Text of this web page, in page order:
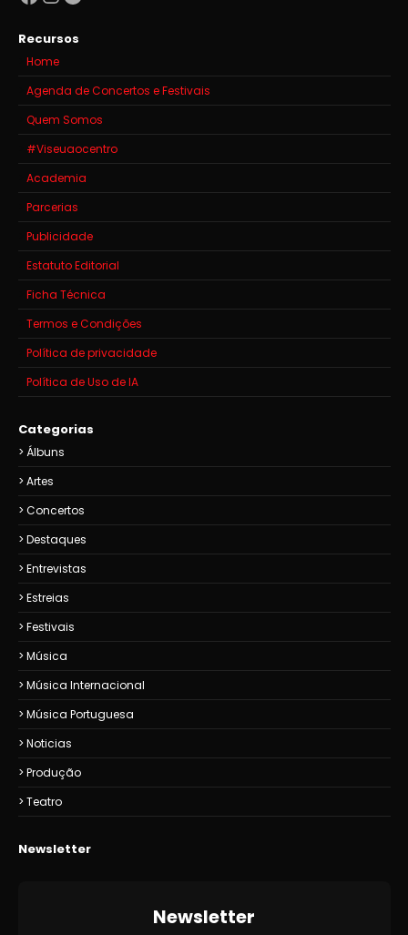
Recursos
Home
Agenda de Concertos e Festivais
Quem Somos
#Viseuaocentro
Academia
Parcerias
Publicidade
Estatuto Editorial
Ficha Técnica
Termos e Condições
Política de privacidade
Política de Uso de IA
Categorias
Álbuns
Artes
Concertos
Destaques
Entrevistas
Estreias
Festivais
Música
Música Internacional
Música Portuguesa
Noticias
Produção
Teatro
Newsletter
Newsletter